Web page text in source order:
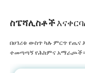
ስፔሻሊስቶች
በሀገሪቱ ውስጥ ካሉ ምርጥ
ተመጣጣኝ የሕክምና